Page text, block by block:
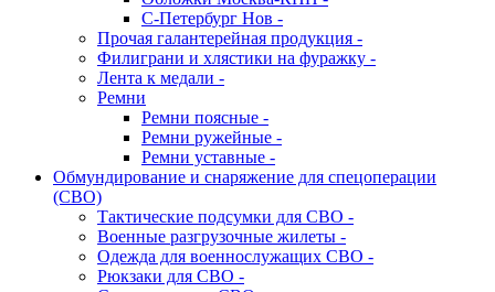
С-Петербург Нов -
Прочая галантерейная продукция -
Филиграни и хлястики на фуражку -
Лента к медали -
Ремни
Ремни поясные -
Ремни ружейные -
Ремни уставные -
Обмундирование и снаряжение для спецоперации
(СВО)
Тактические подсумки для СВО -
Военные разгрузочные жилеты -
Одежда для военнослужащих СВО -
Рюкзаки для СВО -